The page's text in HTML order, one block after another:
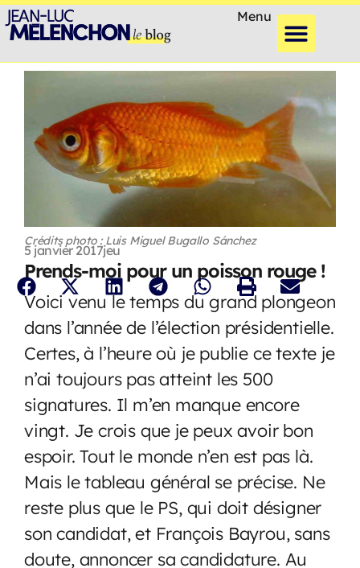
Menu
Crédits photo : Luis Miguel Bugallo Sánchez
5 janvier 2017jeu
Prends-moi pour un poisson rouge !
Voici venu le temps du grand plongeon
dans l’année de l’élection présidentielle.
Certes, à l’heure où je publie ce texte je
n’ai toujours pas atteint les 500
signatures. Il m’en manque encore
vingt. Je crois que je peux avoir bon
espoir. Tout le monde n’en est pas là.
Mais le tableau général se précise. Ne
reste plus que le PS, qui doit désigner
son candidat, et François Bayrou, sans
doute, annoncer sa candidature. Au